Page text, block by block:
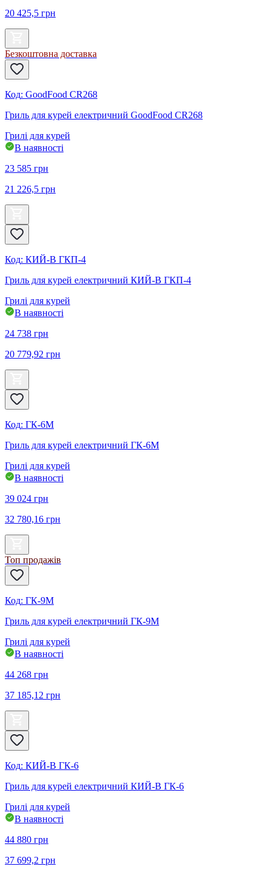
20 425,5 грн
Безкоштовна доставка
Код: GoodFood CR268
Гриль для курей електричний GoodFood CR268
Грилі для курей
В наявності
23 585 грн
21 226,5 грн
Код: КИЙ-В ГКП-4
Гриль для курей електричний КИЙ-В ГКП-4
Грилі для курей
В наявності
24 738 грн
20 779,92 грн
Код: ГК-6М
Гриль для курей електричний ГК-6М
Грилі для курей
В наявності
39 024 грн
32 780,16 грн
Топ продажів
Код: ГК-9М
Гриль для курей електричний ГК-9М
Грилі для курей
В наявності
44 268 грн
37 185,12 грн
Код: КИЙ-В ГК-6
Гриль для курей електричний КИЙ-В ГК-6
Грилі для курей
В наявності
44 880 грн
37 699,2 грн